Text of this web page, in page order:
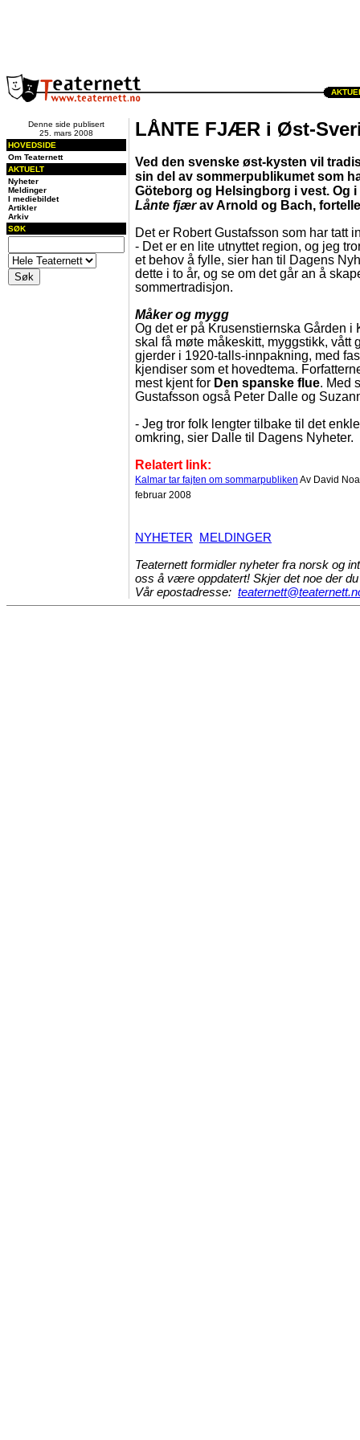
Denne side publisert
25. mars 2008
HOVEDSIDE
Om Teaternett
AKTUELT
Nyheter
Meldinger
I mediebildet
Artikler
Arkiv
SØK
LÅNTE FJÆR i Øst-
Ved den svenske øst-kysten vil
sin del av sommerpublikumet som
Göteborg og Helsingborg i vest. Og
Lånte fjærav Arnold og Bach,
Det er Robert Gustafsson som har tatt
- Det er en lite utnyttet region, og jeg
et behov å fylle, sier han til Dagens
dette i to år, og se om det går an å
sommertradisjon.
Måker og mygg
Og det er på Krusenstiernska Gården i
skal få møte måkeskitt, myggstikk, vått
gjerder i 1920-talls-innpakning, med
kjendiser som et hovedtema.
mest kjent for Den spanske flue. Med
Gustafsson også Peter Dalle og
- Jeg tror folk lengter tilbake til det
omkring, sier Dalle til Dagens Nyheter.
Relatert link:
Kalmar tar fajten om sommarpubliken Av David
februar 2008
NYHETER MELDINGER
Teaternett formidler nyheter fra norsk og
oss å være oppdatert! Skjer det noe der
Vår epostadresse: